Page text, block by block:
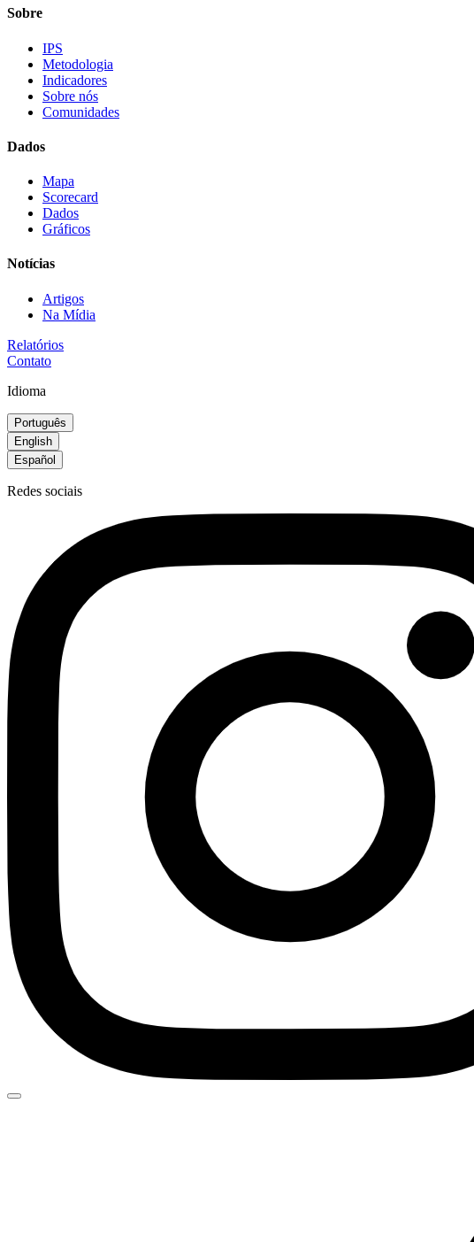
Sobre
IPS
Metodologia
Indicadores
Sobre nós
Comunidades
Dados
Mapa
Scorecard
Dados
Gráficos
Notícias
Artigos
Na Mídia
Relatórios
Contato
Idioma
Português
English
Español
Redes sociais